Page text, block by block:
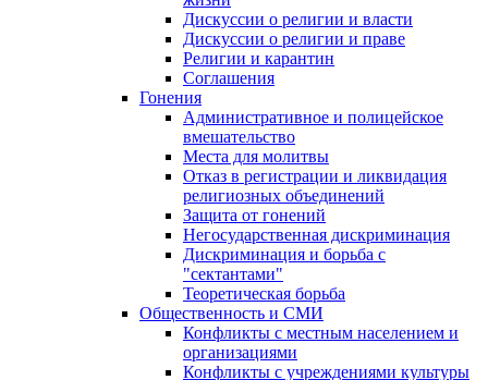
Дискуссии о религии и власти
Дискуссии о религии и праве
Религии и карантин
Соглашения
Гонения
Административное и полицейское
вмешательство
Места для молитвы
Отказ в регистрации и ликвидация
религиозных объединений
Защита от гонений
Негосударственная дискриминация
Дискриминация и борьба с
"сектантами"
Теоретическая борьба
Общественность и СМИ
Конфликты с местным населением и
организациями
Конфликты с учреждениями культуры